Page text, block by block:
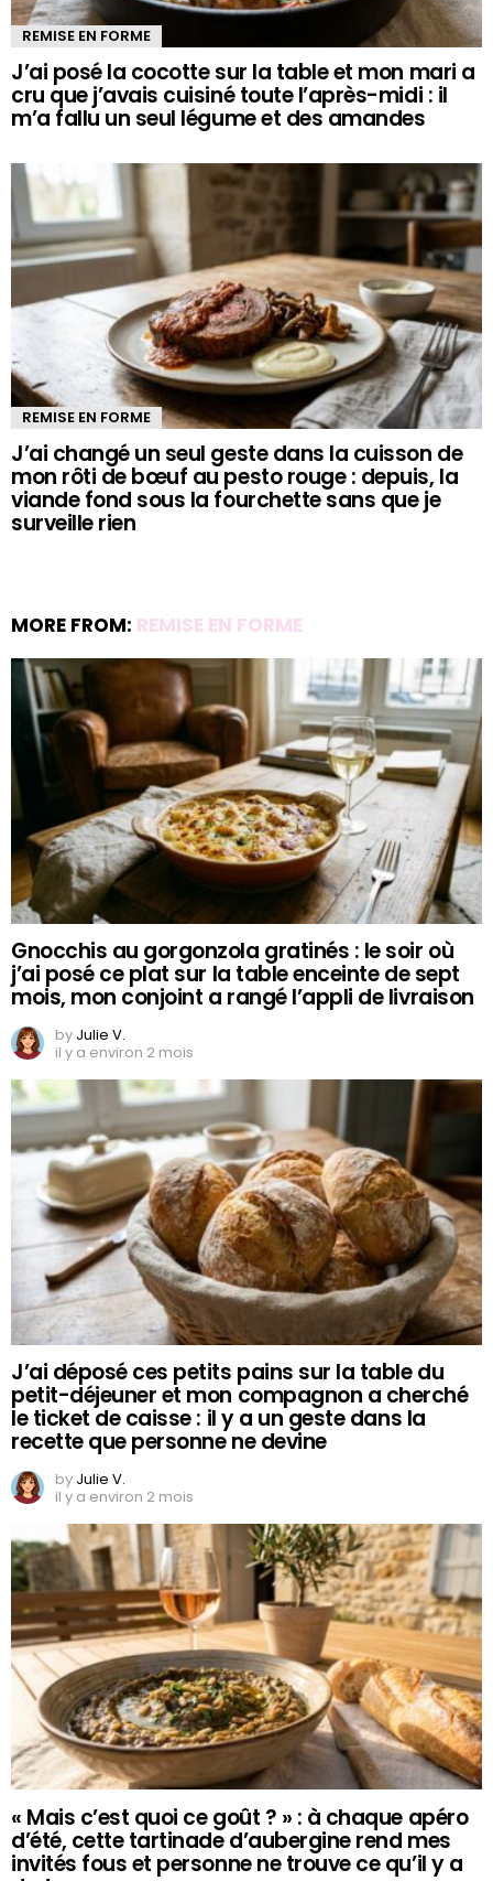
REMISE EN FORME
J’ai posé la cocotte sur la table et mon mari a
cru que j’avais cuisiné toute l’après-midi : il
m’a fallu un seul légume et des amandes
REMISE EN FORME
J’ai changé un seul geste dans la cuisson de
mon rôti de bœuf au pesto rouge : depuis, la
viande fond sous la fourchette sans que je
surveille rien
MORE FROM: REMISE EN FORME
Gnocchis au gorgonzola gratinés : le soir où
j’ai posé ce plat sur la table enceinte de sept
mois, mon conjoint a rangé l’appli de livraison
by Julie V.
il y a environ 2 mois
J’ai déposé ces petits pains sur la table du
petit-déjeuner et mon compagnon a cherché
le ticket de caisse : il y a un geste dans la
recette que personne ne devine
by Julie V.
il y a environ 2 mois
« Mais c’est quoi ce goût ? » : à chaque apéro
d’été, cette tartinade d’aubergine rend mes
invités fous et personne ne trouve ce qu’il y a